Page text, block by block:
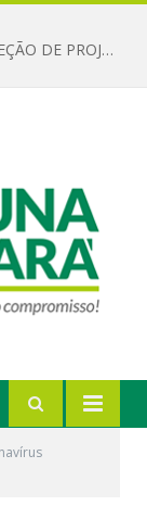
CHAMAMENTO PÚBLICO Nº 01/2026 – SELEÇÃO DE PROJETOS PARA FIRMAR TERMO DE EXECUÇÃO CULTURAL COM RECURSOS DA POLÍTICA NACIONAL ALDIR BLANC DE FOMENTO À CULTURA – PNAB (LEI Nº 14.399/2022)